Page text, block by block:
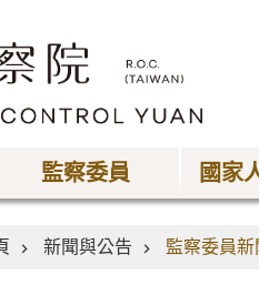
監察委員 國家
新聞與公告 監察委員新